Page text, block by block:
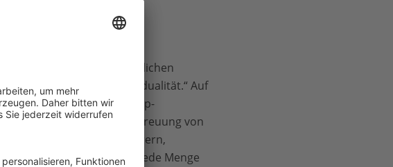
neue Freunde mit ähnlichen
für Kreativität und Individualität.“ Auf
WWF verfügen alle Camp-
viel Erfahrung in der Betreuung von
Pädagogen, Lehrern,
„So garantieren wir jede Menge